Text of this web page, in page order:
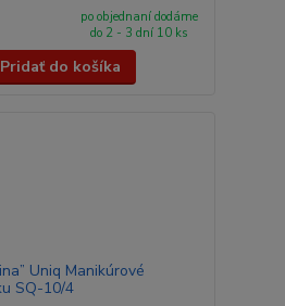
po objednaní dodáme
do 2 - 3 dní 10 ks
Pridať do košíka